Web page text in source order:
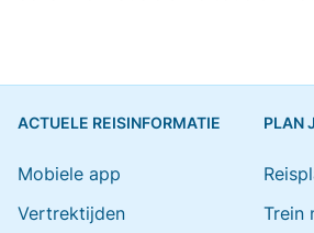
ACTUELE REISINFORMATIE
Mobiele app
Vertrektijden
PLAN
Trein